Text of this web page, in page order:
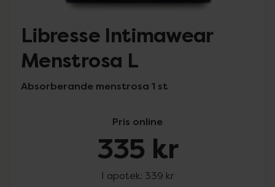
Libresse Intimawear
Menstrosa L
Absorberande menstrosa 1 st
Pris online
335 kr
I apotek: 339 kr